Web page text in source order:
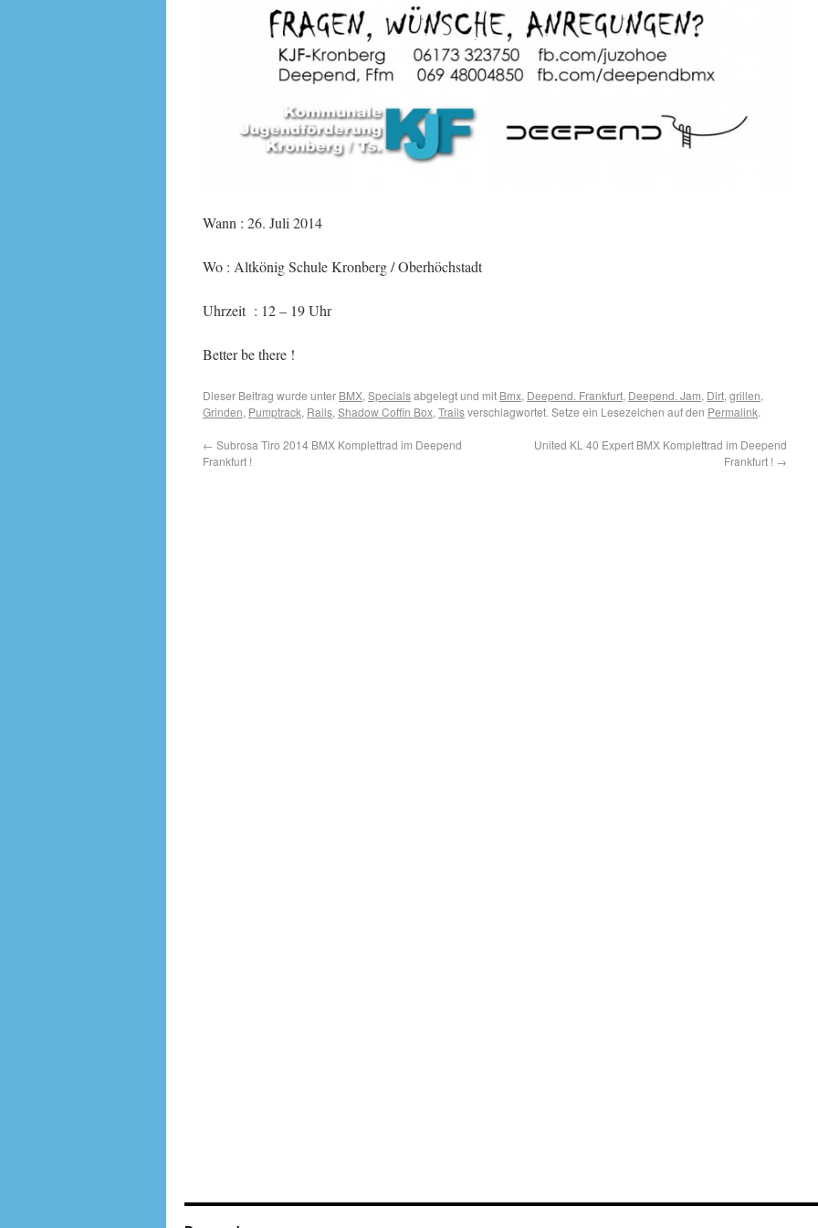
Wann : 26. Juli 2014
Wo : Altkönig Schule Kronberg / Oberhöchstadt
Uhrzeit : 12 – 19 Uhr
Better be there !
Dieser Beitrag wurde unter BMX, Specialsabgelegt und mit Bmx, Deepend. Frankfurt, Deepend. Jam, Dirt, grillen,
Grinden, Pumptrack, Rails, Shadow Coffin Box, Trailsverschlagwortet. Setze ein Lesezeichen auf den Permalink.
← Subrosa Tiro 2014 BMX Komplettrad im Deepend
Frankfurt !
United KL 40 Expert BMX Komplettrad im Deepend
Frankfurt ! →